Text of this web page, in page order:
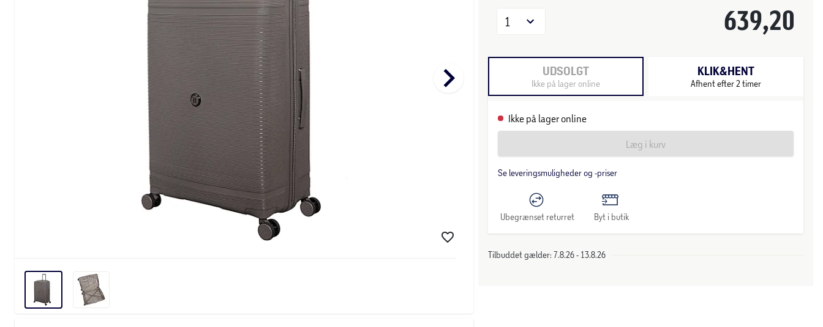
keyboard_arrow_right
639,20
1
UDSOLGT
Ikke på lager online
KLIK&HENT
Afhent efter 2 timer
Ikke på lager online
Læg i kurv
Se leveringsmuligheder og -priser
Ubegrænset returret Byt i butik
Tilbuddet gælder: 7.8.26 - 13.8.26